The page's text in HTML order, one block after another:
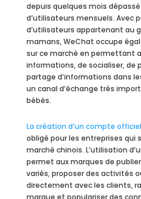
depuis quelques mois dépassé
d’utilisateurs mensuels. Avec
d’utilisateurs appartenant au
mamans, WeChat occupe
sur ce marché en permettant
informations, de socialiser, de
partage d’informations dans
un canal d’échange très
bébés.
La création d’un compte
obligé pour les entreprises qui
marché chinois. L’utilisation
permet aux marques de
variés, proposer des activités
directement avec les clients,
marque et populariser des